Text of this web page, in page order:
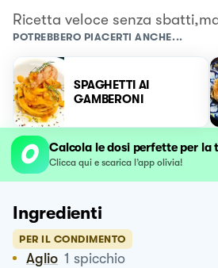
Ricetta veloce senza
POTREBBERO PIACERTI ANCHE...
SPAGHETTI AI
GAMBERONI
Calcola le dosi perfette per la
Clicca qui e scarica l’app olivia!
Ingredienti
PER IL CONDIMENTO
Aglio 1 spicchio